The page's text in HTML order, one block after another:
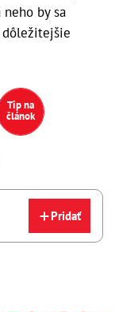
by sa
dôležitejšie
Tip na
článok
Pridať